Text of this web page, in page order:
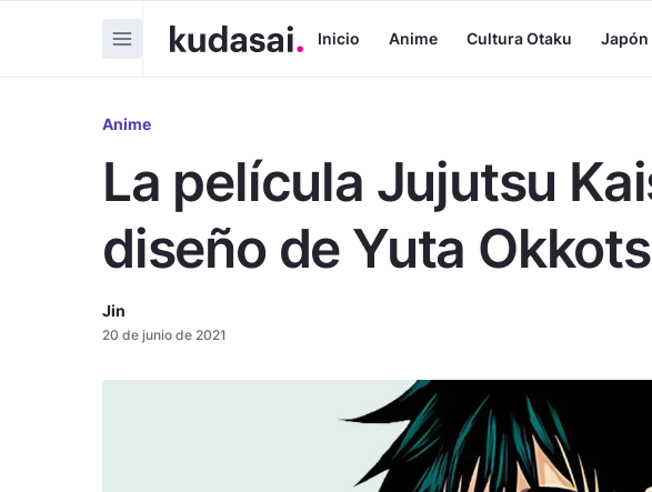
Inicio Anime Cultura Otaku Japón
Anime
La película Jujutsu
diseño de Yuta
Jin
20 de junio de 2021